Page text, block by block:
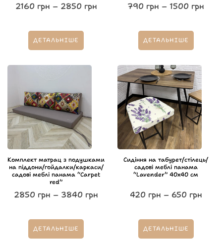
2160 грн – 2850 грн
ДЕТАЛЬНІШЕ
790 грн – 1500 грн
ДЕТАЛЬНІШЕ
Комплект матрац з подушками
на піддони/гойдалки/каркаси/
садові меблі панама “Carpet
red”
2850 грн – 3840 грн
ДЕТАЛЬНІШЕ
Сидіння на табурет/стілець/
садові меблі панама
“Lavender” 40х40 см
420 грн – 650 грн
ДЕТАЛЬНІШЕ